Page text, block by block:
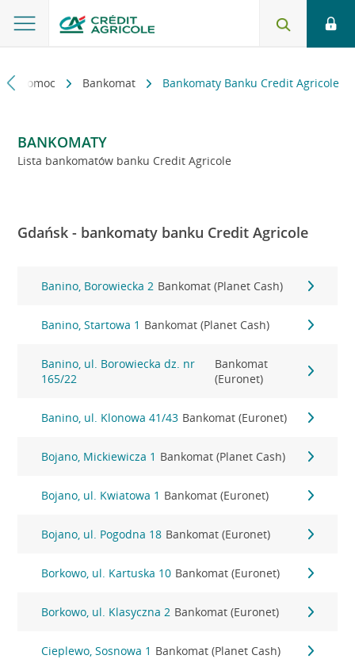
i pomoc Bankomat Bankomaty Banku Credit Agricole
BANKOMATY
Lista bankomatów banku Credit Agricole
Gdańsk - bankomaty banku Credit Agricole
Banino, Borowiecka 2 Bankomat (Planet Cash)
Banino, Startowa 1 Bankomat (Planet Cash)
Banino, ul. Borowiecka dz. nr
165/22
Bankomat
(Euronet)
Banino, ul. Klonowa 41/43 Bankomat (Euronet)
Bojano, Mickiewicza 1 Bankomat (Planet Cash)
Bojano, ul. Kwiatowa 1 Bankomat (Euronet)
Bojano, ul. Pogodna 18 Bankomat (Euronet)
Borkowo, ul. Kartuska 10 Bankomat (Euronet)
Borkowo, ul. Klasyczna 2 Bankomat (Euronet)
Cieplewo, Sosnowa 1 Bankomat (Planet Cash)